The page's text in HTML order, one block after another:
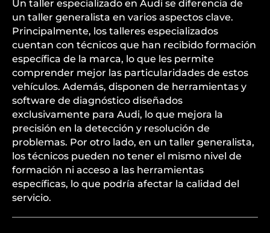
Un taller especializado en Audi se diferencia de
un taller generalista en varios aspectos clave.
Principalmente, los talleres especializados
cuentan con técnicos que han recibido formación
específica de la marca, lo que les permite
comprender mejor las particularidades de estos
vehículos. Además, disponen de herramientas y
software de diagnóstico diseñados
exclusivamente para Audi, lo que mejora la
precisión en la detección y resolución de
problemas. Por otro lado, en un taller generalista,
los técnicos pueden no tener el mismo nivel de
formación ni acceso a las herramientas
específicas, lo que podría afectar la calidad del
servicio.